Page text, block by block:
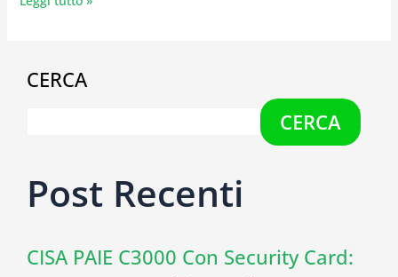
CERCA
CERCA
Post Recenti
CISA PAIE C3000 Con Security Card: